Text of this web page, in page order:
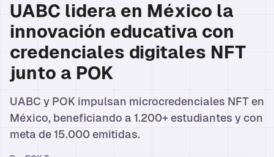
UABC lidera en México la
innovación educativa con
credenciales digitales NFT
junto a POK
UABC y POK impulsan microcredenciales NFT en
México, beneficiando a 1.200+ estudiantes y con
meta de 15.000 emitidas.